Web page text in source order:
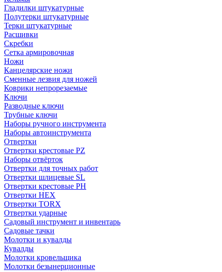
Гладилки штукатурные
Полутерки штукатурные
Терки штукатурные
Расшивки
Скребки
Сетка армировочная
Ножи
Канцелярские ножи
Сменные лезвия для ножей
Коврики непрорезаемые
Ключи
Разводные ключи
Трубные ключи
Наборы ручного инструмента
Наборы автоинструмента
Отвертки
Отвертки крестовые PZ
Наборы отвёрток
Отвертки для точных работ
Отвертки шлицевые SL
Отвертки крестовые PH
Отвертки HEX
Отвертки TORX
Отвертки ударные
Садовый инструмент и инвентарь
Садовые тачки
Молотки и кувалды
Кувалды
Молотки кровельщика
Молотки безынерционные